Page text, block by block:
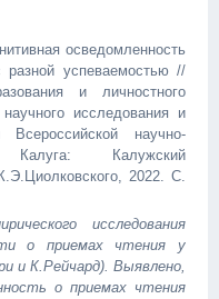
осведомленность
успеваемостью //
и личностного
научного исследования и
Всероссийской научно-
Калуга: Калужский
2022. С.
исследования
о приемах чтения у
и К.Рейчард). Выявлено,
о приемах чтения